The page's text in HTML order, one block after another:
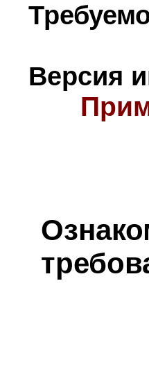
Версия